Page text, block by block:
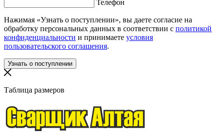
Телефон
Нажимая «Узнать о поступлении», вы даете согласие на
обработку персональных данных в соответствии с политикой
конфиденциальности и принимаете условия
пользовательского соглашения.
Таблица размеров